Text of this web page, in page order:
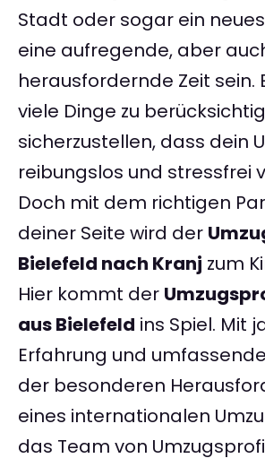
Stadt oder sogar ein
eine aufregende, aber
herausfordernde Zeit sein.
viele Dinge zu
sicherzustellen, dass dein
reibungslos und stressfrei
Doch mit dem richtigen
deiner Seite wird der
Bielefeld nach Kranj zum
Hier kommt der
aus Bielefeld ins Spiel. Mit
Erfahrung und
der besonderen
eines internationalen
das Team von